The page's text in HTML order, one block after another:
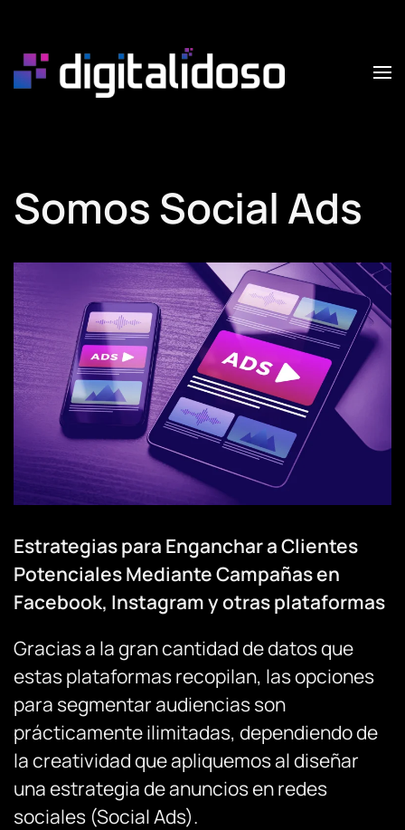
Skip to main content
Somos Social Ads
Estrategias para Enganchar a Clientes
Potenciales Mediante Campañas en
Facebook, Instagram y otras plataformas
Gracias a la gran cantidad de datos que
estas plataformas recopilan, las opciones
para segmentar audiencias son
prácticamente ilimitadas, dependiendo de
la creatividad que apliquemos al diseñar
una estrategia de anuncios en redes
sociales (Social Ads).